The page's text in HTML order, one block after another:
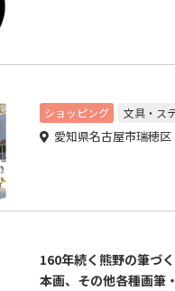
ショッピング
文具・ス
愛知県名古屋市瑞穂区
160年続く熊野の筆づ
本画、その他各種画筆